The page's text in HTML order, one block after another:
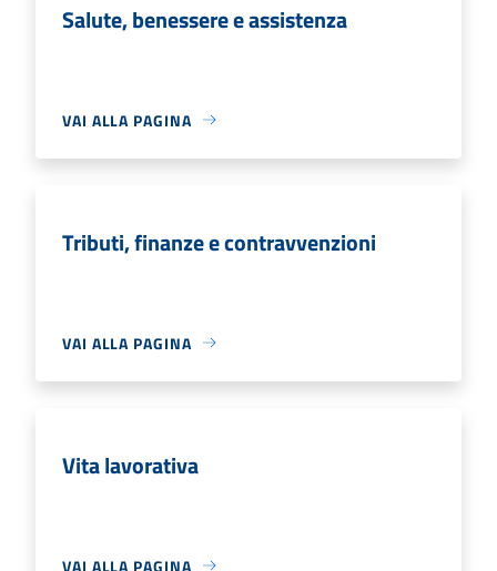
Salute, benessere e assistenza
VAI ALLA PAGINA
Tributi, finanze e contravvenzioni
VAI ALLA PAGINA
Vita lavorativa
VAI ALLA PAGINA